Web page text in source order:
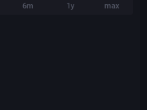
6m 1y max